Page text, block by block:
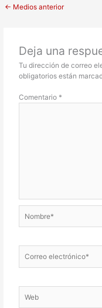
← Medios anterior
Deja una
Tu dirección de correo
obligatorios están
Comentario *
electrónico*